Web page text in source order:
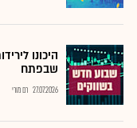
היכונו
שבפתח
27.07.2026 רם מורי